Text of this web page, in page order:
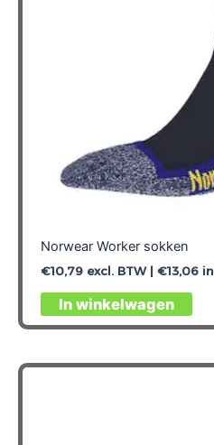
Norwear Worker sokken
€10,79excl. BTW | €13,06
In winkelwagen
Dit